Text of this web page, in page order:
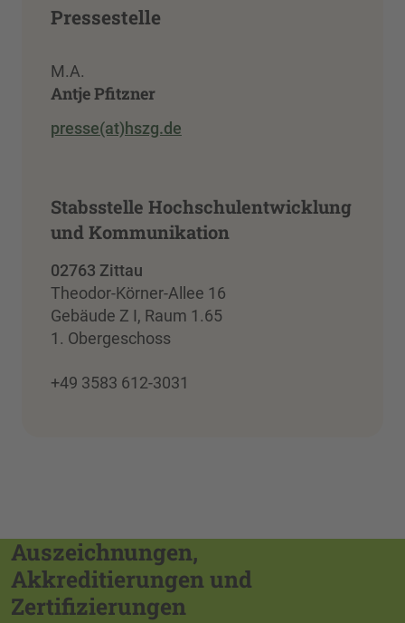
Pressestelle
M.A.
Antje Pfitzner
presse(at)hszg.de
Stabsstelle Hochschulentwicklung
und Kommunikation
02763 Zittau
Theodor-Körner-Allee 16
Gebäude Z I, Raum 1.65
1. Obergeschoss
+49 3583 612-3031
Auszeichnungen,
Akkreditierungen und
Zertifizierungen